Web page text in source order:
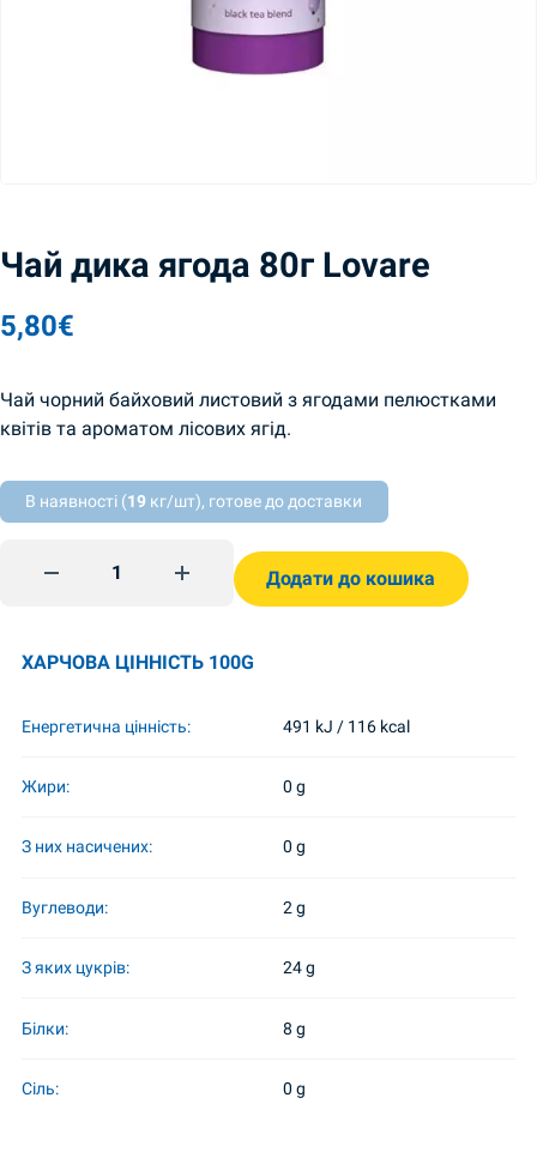
Чай дика ягода 80г Lovare
5,80€
Чай чорний байховий листовий з ягодами пелюстками
квітів та ароматом лісових ягід.
В наявності (19 кг/шт), готове до доставки
Чай дика ягода 80г Lovare quantity
Додати до кошика
ХАРЧОВА ЦІННІСТЬ 100G
Енергетична цінність: 491 kJ / 116 kcal
Жири: 0 g
З них насичених: 0 g
Вуглеводи: 2 g
З яких цукрів: 24 g
Білки: 8 g
Сіль: 0 g